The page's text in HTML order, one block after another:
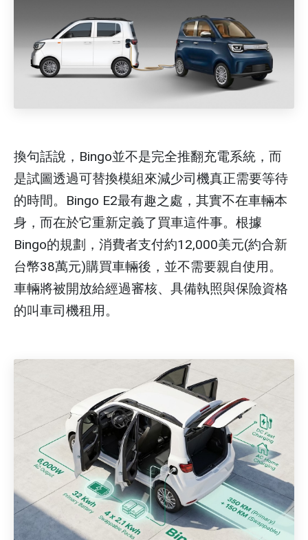
換句話說，Bingo並不是完全推翻充電系統，而
是試圖透過可替換模組來減少司機真正需要等待
的時間。Bingo E2最有趣之處，其實不在車輛本
身，而在於它重新定義了買車這件事。根據
Bingo的規劃，消費者支付約12,000美元(約合新
台幣38萬元)購買車輛後，並不需要親自使用。
車輛將被開放給經過審核、具備執照與保險資格
的叫車司機租用。